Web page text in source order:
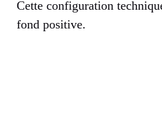
Cette configuration
fond positive.